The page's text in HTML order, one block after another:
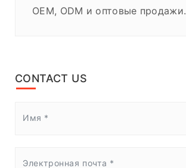
OEM, ODM и оптовые продажи.
CONTACT US